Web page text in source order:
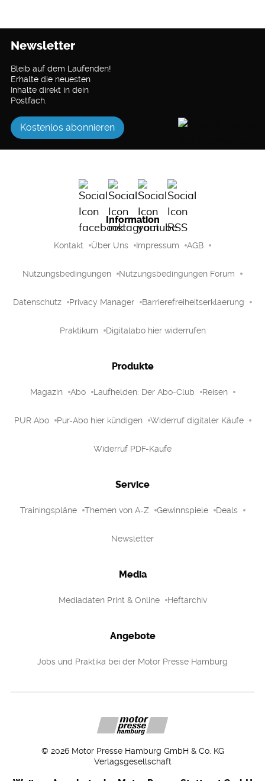
Newsletter
Bleib auf dem Laufenden!
Erhalte die neuesten
Inhalte direkt in dein
Postfach.
Kostenlos abonnieren
Information
Kontakt Über Uns Impressum AGB
Nutzungsbedingungen Nutzungsbedingungen Forum
Datenschutz Privacy Manager Barrierefreiheitserklaerung
Praktikum Digitalabo hier widerrufen
Produkte
Magazin Abo Laufhelden: Der Abo-Club Reisen
PUR Abo Pur-Abo hier kündigen Widerruf digitaler Käufe
Widerruf PDF-Käufe
Service
Trainingspläne Themen von A-Z Gewinnspiele Deals
Newsletter
Media
Mediadaten Print & Online Heftarchiv
Angebote
Jobs und Praktika bei der Motor Presse Hamburg
© 2026 Motor Presse Hamburg GmbH & Co. KG
Verlagsgesellschaft